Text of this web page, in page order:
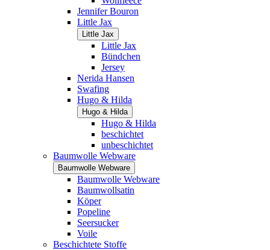
Jennifer Bouron
Little Jax
Little Jax
Little Jax
Bündchen
Jersey
Nerida Hansen
Swafing
Hugo & Hilda
Hugo & Hilda
Hugo & Hilda
beschichtet
unbeschichtet
Baumwolle Webware
Baumwolle Webware
Baumwolle Webware
Baumwollsatin
Köper
Popeline
Seersucker
Voile
Beschichtete Stoffe